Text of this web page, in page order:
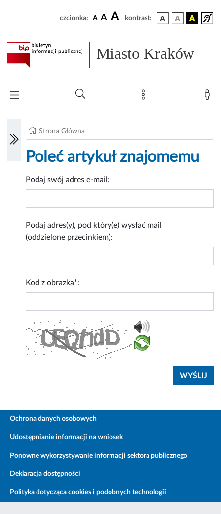
czcionka: A A A kontrast:
Miasto Kraków
Strona Główna
Poleć artykuł znajomemu
Podaj swój adres e-mail:
Podaj adres(y), pod który(e) wysłać mail
(oddzielone przecinkiem):
Kod z obrazka*:
Ochrona danych osobowych
Udostępnianie informacji na wniosek
Ponowne wykorzystywanie informacji sektora publicznego
Deklaracja dostępności
Polityka dotycząca cookies i podobnych technologii